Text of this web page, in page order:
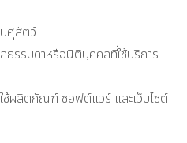
ปศุสัตว์
ธรรมดาหรือนิติบุคคลที่ใช้บริการ
ช้ผลิตภัณฑ์ ซอฟต์แวร์ และเว็บไซต์